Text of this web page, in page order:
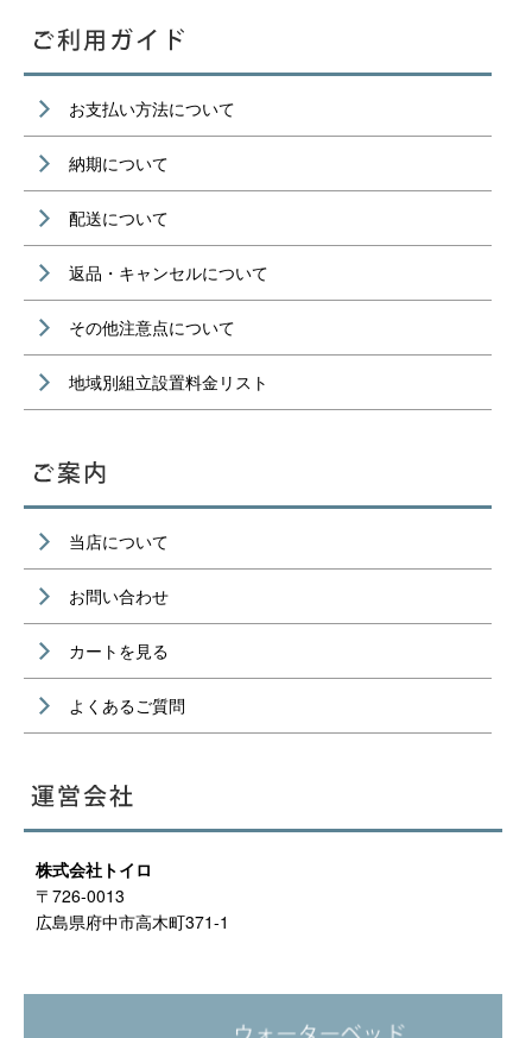
お支払い方法について
納期について
配送について
返品・キャンセルについて
その他注意点について
地域別組立設置料金リスト
当店について
お問い合わせ
カートを見る
よくあるご質問
株式会社トイロ
〒726-0013
広島県府中市高木町371-1